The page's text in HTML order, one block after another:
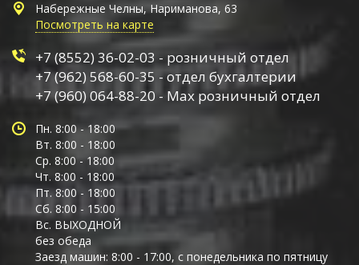
Набережные Челны, Нариманова, 63
Посмотреть на карте
+7 (8552) 36-02-03 - розничный отдел
+7 (962) 568-60-35 - отдел бухгалтерии
+7 (960) 064-88-20 - Max розничный отдел
Пн. 8:00 - 18:00
Вт. 8:00 - 18:00
Ср. 8:00 - 18:00
Чт. 8:00 - 18:00
Пт. 8:00 - 18:00
Сб. 8:00 - 15:00
Вс. ВЫХОДНОЙ
без обеда
Заезд машин: 8:00 - 17:00, с понедельника по пятницу